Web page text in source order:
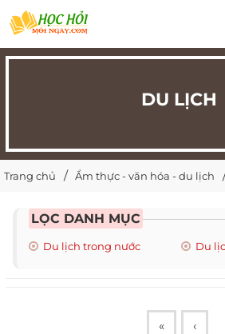
DU LỊCH
Trang chủ Ẩm thực - văn hóa - du lịch
LỌC DANH MỤC
Du lịch trong nước Du
« ‹